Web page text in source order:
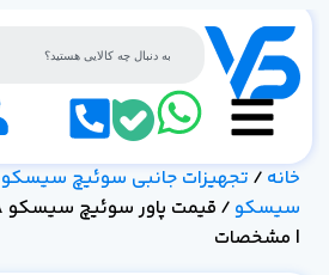
خانه / تجهیزات جانبی سوئیچ سیسکو
سیسکو
| مشخصات